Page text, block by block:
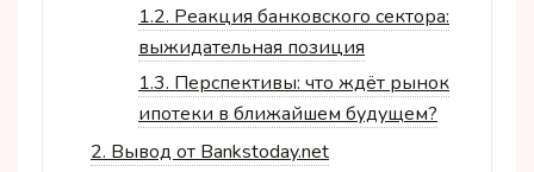
1.2. Реакция банковского сектора:
выжидательная позиция
1.3. Перспективы: что ждёт рынок
ипотеки в ближайшем будущем?
2. Вывод от Bankstoday.net